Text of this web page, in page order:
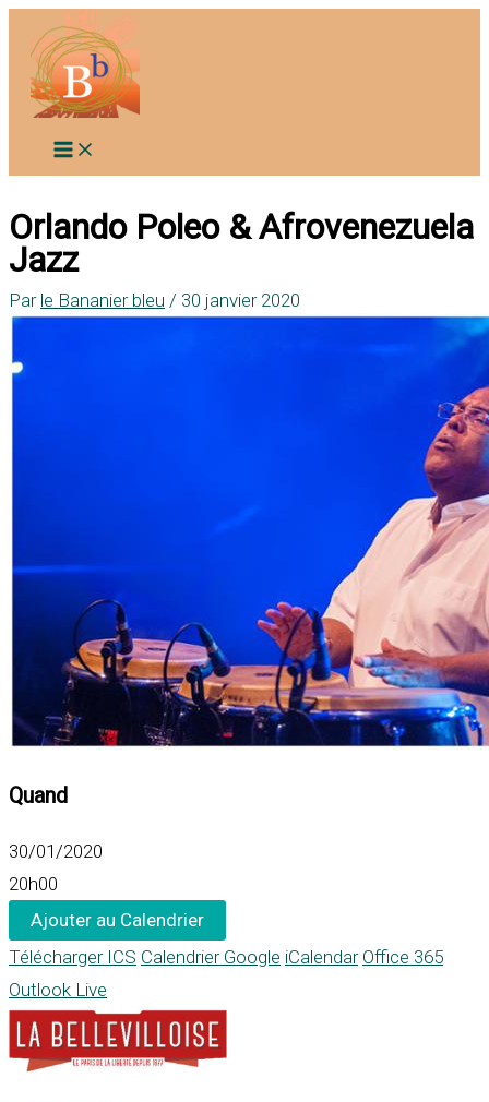
contenu
Orlando Poleo & Afrovenezuela
Jazz
Par le Bananier bleu / 30 janvier 2020
Quand
30/01/2020
20h00
Ajouter au Calendrier
Télécharger ICS Calendrier Google iCalendar Office 365
Outlook Live